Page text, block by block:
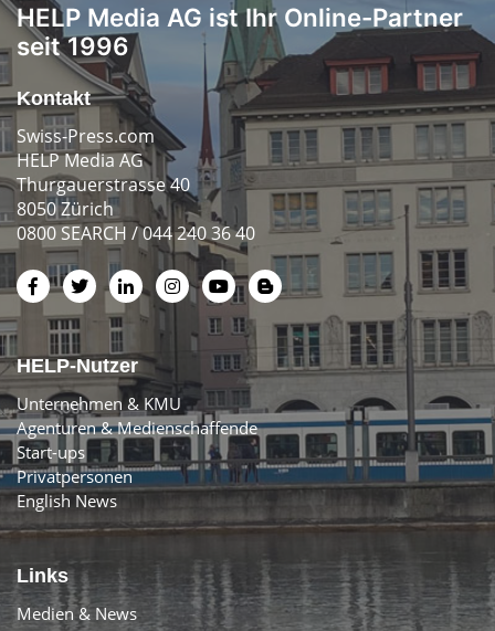
HELP Media AG ist Ihr Online-Partner
seit 1996
Kontakt
Swiss-Press.com
HELP Media AG
Thurgauerstrasse 40
8050 Zürich
0800 SEARCH / 044 240 36 40
HELP-Nutzer
Unternehmen & KMU
Agenturen & Medienschaffende
Start-ups
Privatpersonen
English News
Links
Medien & News